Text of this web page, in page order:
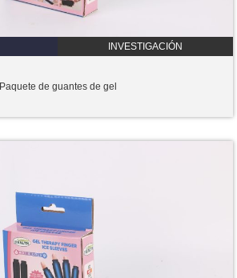
INVESTIGACIÓN
Paquete de guantes de gel